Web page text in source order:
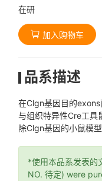
在研
加入购物车
品系描述
在Clgn基因目的
与组织特异性Cre工具
除Clgn基因的小鼠模型
*使用本品系发表
NO. 待定) were